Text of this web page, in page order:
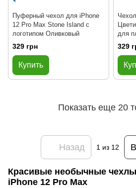
Пуферный чехол для iPhone
12 Pro Max Stone Island с
логотипом Оливковый
329 грн
Купить
для
329
Показать еще 20
Назад 1 из 12
Красивые необычные
iPhone 12 Pro Max